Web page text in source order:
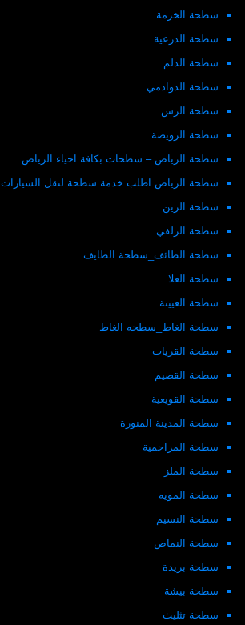
سطحة الخرمة
سطحة الدرعية
سطحة الدلم
سطحة الدوادمي
سطحة الرس
سطحة الرويضة
سطحة الرياض – سطحات بكافة احياء الرياض
سطحة الرياض اطلب خدمة سطحة لنقل السيارات
سطحة الرين
سطحة الزلفي
سطحة الطائف_سطحة الطايف
سطحة العلا
سطحة العيينة
سطحة الغاط_سطحه الغاط
سطحة القريات
سطحة القصيم
سطحة القويعية
سطحة المدينة المنورة
سطحة المزاحمية
سطحة الملز
سطحة المويه
سطحة النسيم
سطحة النماص
سطحة بريدة
سطحة بيشة
سطحة تثليث